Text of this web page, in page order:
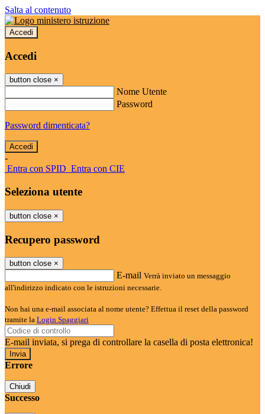
Salta al contenuto
Accedi
Accedi
button close ×
Nome Utente
Password
Password dimenticata?
-
Entra con SPID Entra con CIE
Seleziona utente
button close ×
Recupero password
button close ×
E-mail Verrà inviato un messaggio
all'indirizzo indicato con le istruzioni necessarie.
Non hai una e-mail associata al nome utente? Effettua il reset della password
tramite la Login Spaggiari
E-mail inviata, si prega di controllare la casella di posta elettronica!
Errore
Chiudi
Successo